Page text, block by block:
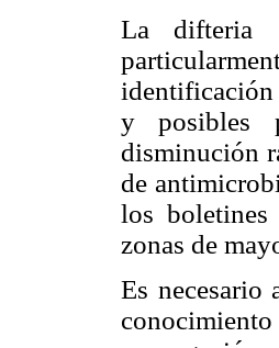
La difteria
identificación
y posibles
disminución
de
los boletines
zonas de
Es necesario